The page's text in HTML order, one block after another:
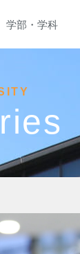
学部 ・ 学科